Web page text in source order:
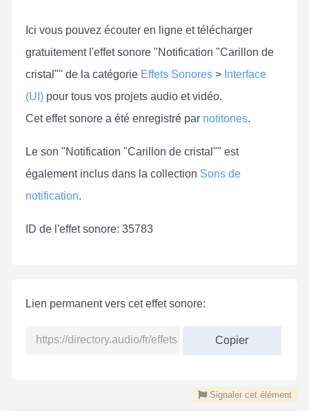
Ici vous pouvez écouter en ligne et télécharger
gratuitement l'effet sonore "Notification "Carillon de
cristal"" de la catégorie Effets Sonores > Interface
(UI) pour tous vos projets audio et vidéo.
Cet effet sonore a été enregistré par notitones.
Le son "Notification "Carillon de cristal"" est
également inclus dans la collection Sons de
notification.
ID de l'effet sonore: 35783
Lien permanent vers cet effet sonore:
Copier
Signaler cet élément